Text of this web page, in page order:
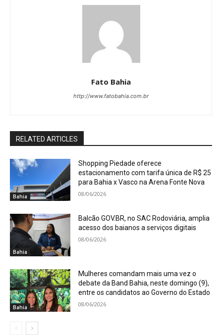
Fato Bahia
http://www.fatobahia.com.br
RELATED ARTICLES
Bahia
Shopping Piedade oferece
estacionamento com tarifa única de R$ 25
para Bahia x Vasco na Arena Fonte Nova
08/06/2026
Bahia
Balcão GOV.BR, no SAC Rodoviária, amplia
acesso dos baianos a serviços digitais
08/06/2026
Bahia
Mulheres comandam mais uma vez o
debate da Band Bahia, neste domingo (9),
entre os candidatos ao Governo do Estado
08/06/2026